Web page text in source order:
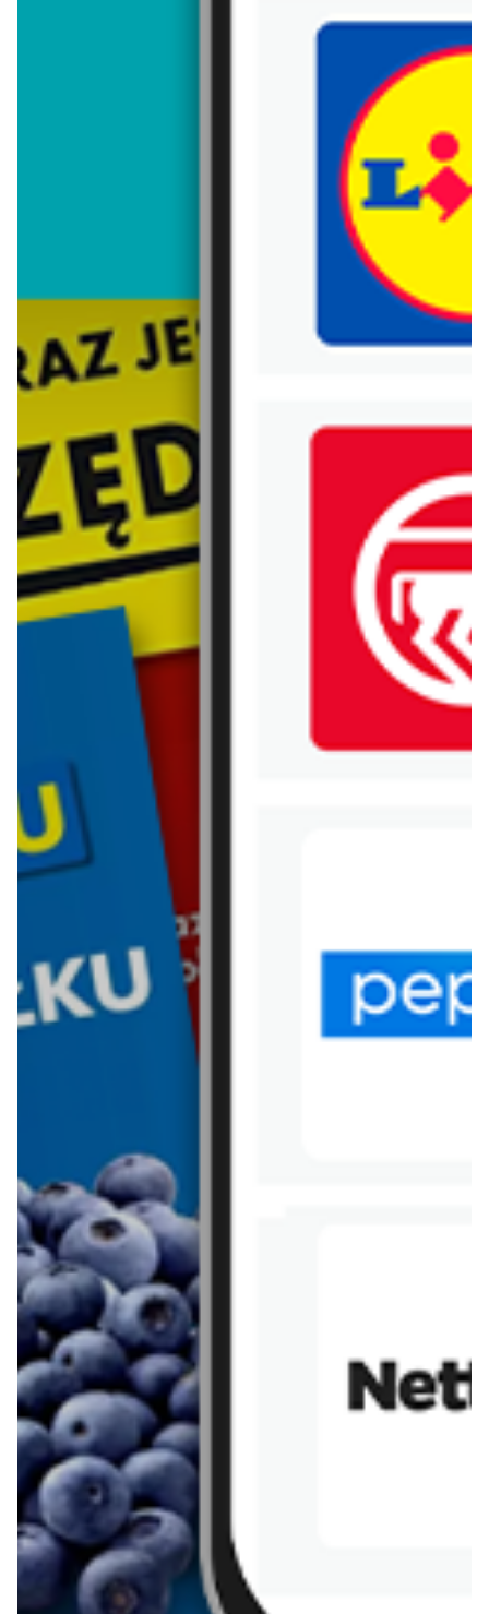
Trafiłeś na nieaktualną gazetkę
Zobacz aktualne gazetki Blix!
aktualna
Abra Meble
Panele, lamele, kamień
WIĘCEJ GAZETEK BLACK